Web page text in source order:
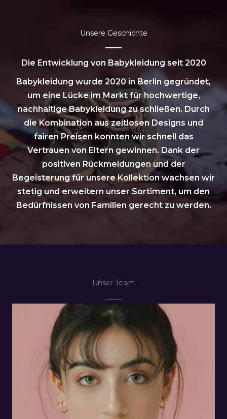
Unsere Geschichte
Die Entwicklung von Babykleidung seit 2020
Babykleidung wurde 2020 in Berlin gegründet,
um eine Lücke im Markt für hochwertige,
nachhaltige Babykleidung zu schließen. Durch
die Kombination aus zeitlosen Designs und
fairen Preisen konnten wir schnell das
Vertrauen von Eltern gewinnen. Dank der
positiven Rückmeldungen und der
Begeisterung für unsere Kollektion wachsen wir
stetig und erweitern unser Sortiment, um den
Bedürfnissen von Familien gerecht zu werden.
Unser Team